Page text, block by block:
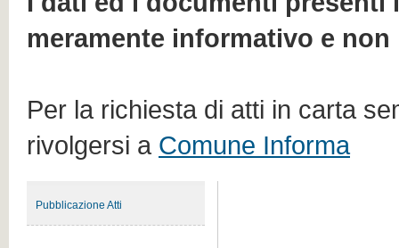
meramente informativo e
Per la richiesta di atti in carta
rivolgersi a Comune Informa
Pubblicazione Atti